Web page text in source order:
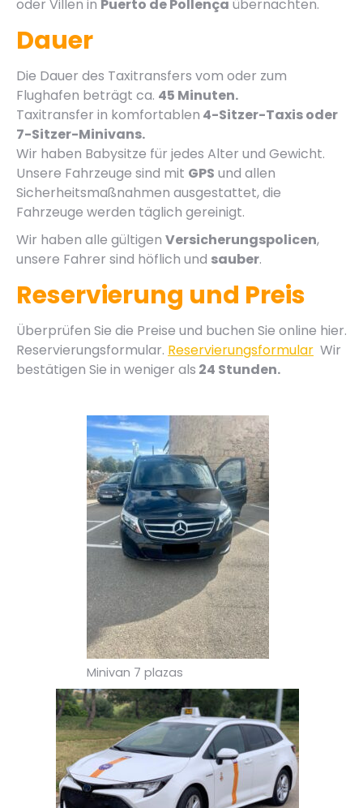
oder Villen in Puerto de Pollença übernachten.
Dauer
Die Dauer des Taxitransfers vom oder zum
Flughafen beträgt ca. 45 Minuten.
Taxitransfer in komfortablen 4-Sitzer-Taxis oder
7-Sitzer-Minivans.
Wir haben Babysitze für jedes Alter und Gewicht.
Unsere Fahrzeuge sind mit GPS und allen
Sicherheitsmaßnahmen ausgestattet, die
Fahrzeuge werden täglich gereinigt.
Wir haben alle gültigen Versicherungspolicen,
unsere Fahrer sind höflich und sauber.
Reservierung und Preis
Überprüfen Sie die Preise und buchen Sie online hier.
Reservierungsformular. Reservierungsformular Wir
bestätigen Sie in weniger als 24 Stunden.
Minivan 7 plazas